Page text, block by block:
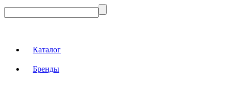
Каталог
Бренды